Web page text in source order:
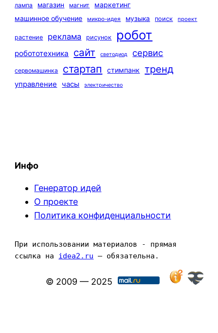
лампа
магазин магнит
маркетинг
машинное обучение
микро-идея музыка поиск проект
растение реклама рисунок робот
робототехника сайт светодиод сервис
сервомашинка стартап стимпанк тренд
управление часы электричество
Инфо
Генератор идей
О проекте
Политика конфиденциальности
При использовании материалов - прямая
ссылка на idea2.ru — обязательна.
© 2009 — 2025